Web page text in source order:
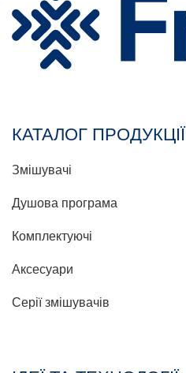
КАТАЛОГ ПРОДУКЦІЇ
Змішувачі
Душова програма
Комплектуючі
Аксесуари
Серії змішувачів